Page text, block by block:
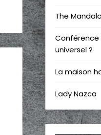
The
Conférence
universel ?
La maison
Lady Nazca